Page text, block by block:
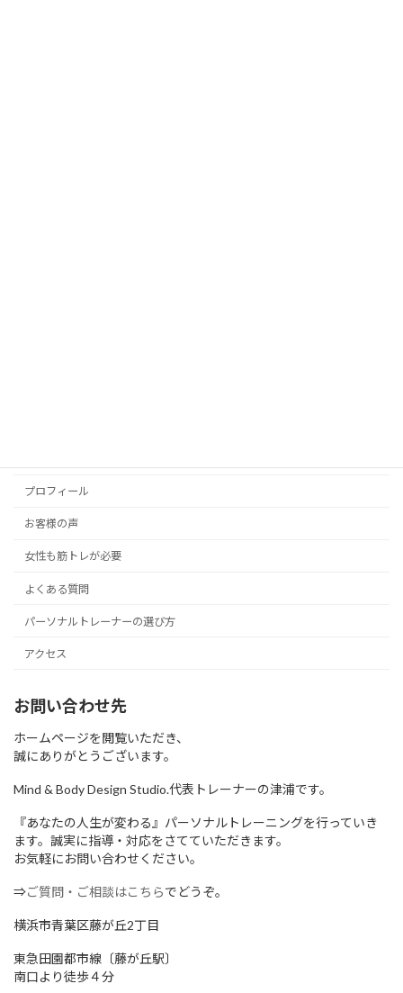
プロフィール
お客様の声
女性も筋トレが必要
よくある質問
パーソナルトレーナーの選び方
アクセス
お問い合わせ先
ホームページを閲覧いただき、
誠にありがとうございます。
Mind & Body Design Studio.代表トレーナーの津浦です。
『あなたの人生が変わる』パーソナルトレーニングを行っていき
ます。誠実に指導・対応をさてていただきます。
お気軽にお問い合わせください。
⇒ご質問・ご相談はこちらでどうぞ。
横浜市青葉区藤が丘2丁目
東急田園都市線〔藤が丘駅〕
南口より徒歩４分